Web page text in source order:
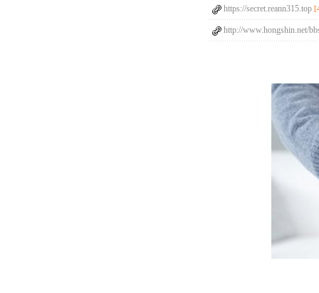
https://secret.reann315.top
http://www.hongshin.net/